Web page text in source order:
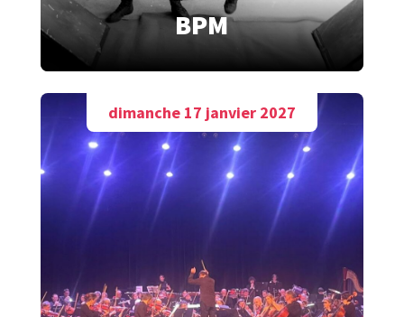
BPM
dimanche 17 janvier 2027